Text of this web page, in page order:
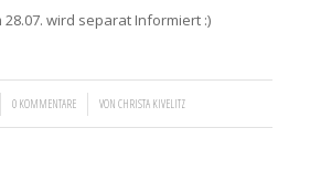
wird separat Informiert :)
0 KOMMENTARE
/ VONCHRISTA KIVELITZ